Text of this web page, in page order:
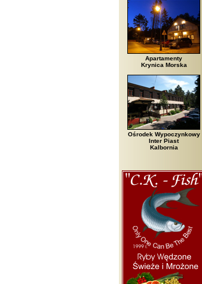
Barczewo, Bardo, Białobrzegi, Białowieża,
Apartamenty
Krynica Morska
Ośrodek Wypoczynkowy
Inter Piast
Kalbornia